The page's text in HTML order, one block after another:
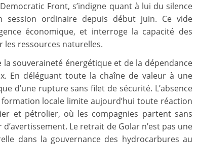
Front, s’indigne quant à lui du silence
ordinaire depuis début juin. Ce vide
économique, et interroge la capacité des
ressources naturelles.
souveraineté énergétique et de la dépendance
En déléguant toute la chaîne de valeur à une
d’une rupture sans filet de sécurité. L’absence
locale limite aujourd’hui toute réaction
et pétrolier, où les compagnies partent sans
Le retrait de Golar n’est pas une
dans la gouvernance des hydrocarbures au